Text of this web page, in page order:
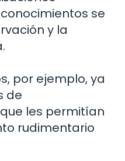
se
y la
por ejemplo, ya
de
les permitían
rudimentario